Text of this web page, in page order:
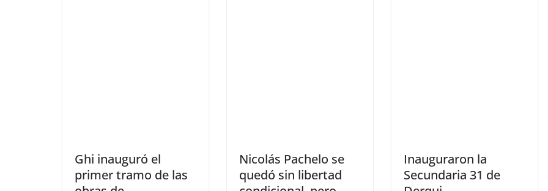
Ghi inauguró el
primer tramo de las
Nicolás Pachelo se
quedó sin libertad
Inauguraron la
Secundaria 31 de